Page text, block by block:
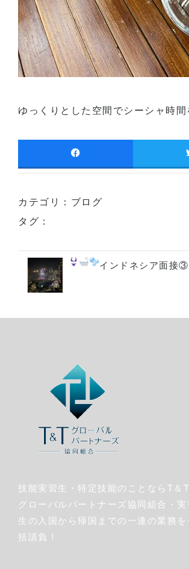
ゆっくりとした空間でシーシャ時
カテゴリ： ブログ
タグ：
インドネシア面接③
技能実習生・特定技能のことならT＆T
グローバルパートナーズ協同組合・実
生の入国から帰国までの一連の業務を
括請負！